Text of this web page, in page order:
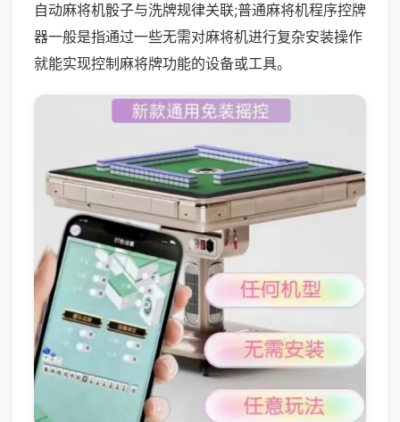
自动麻将机骰子与洗牌规律关联;普通麻将机程序控牌
器一般是指通过一些无需对麻将机进行复杂安装操作
就能实现控制麻将牌功能的设备或工具。